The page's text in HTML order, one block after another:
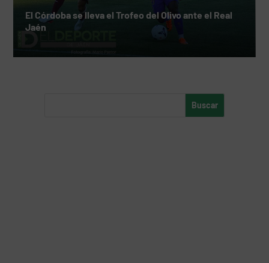
El Córdoba se lleva el Trofeo del Olivo ante el Real
Jaén